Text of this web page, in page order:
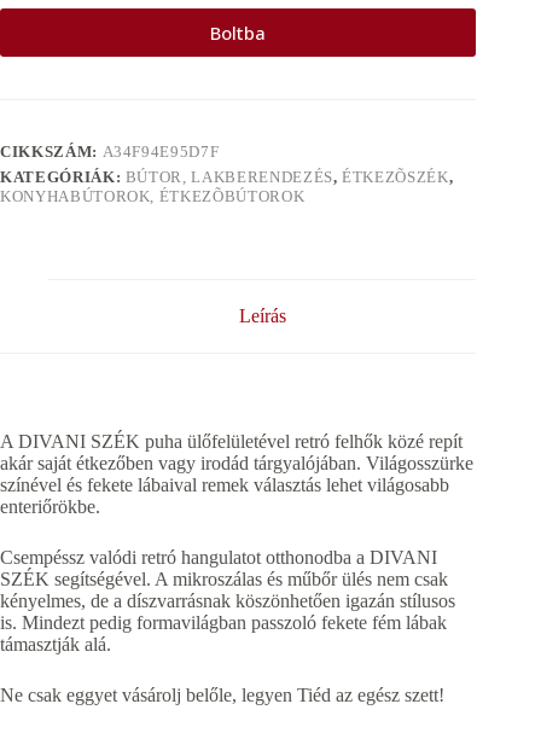
Boltba
CIKKSZÁM: A34F94E95D7F
KATEGÓRIÁK: BÚTOR, LAKBERENDEZÉS,ÉTKEZÕSZÉK,
KONYHABÚTOROK, ÉTKEZÕBÚTOROK
Leírás
A DIVANI SZÉK puha ülőfelületével retró felhők közé repít
akár saját étkezőben vagy irodád tárgyalójában. Világosszürke
színével és fekete lábaival remek választás lehet világosabb
enteriőrökbe.
Csempéssz valódi retró hangulatot otthonodba a DIVANI
SZÉK segítségével. A mikroszálas és műbőr ülés nem csak
kényelmes, de a díszvarrásnak köszönhetően igazán stílusos
is. Mindezt pedig formavilágban passzoló fekete fém lábak
támasztják alá.
Ne csak eggyet vásárolj belőle, legyen Tiéd az egész szett!